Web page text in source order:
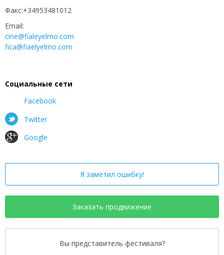
Факс:+34953481012
Email:
cine@fialeyelmo.com
fica@fiaelyelmo.com
Социальные сети
Facebook
Twitter
Google
Я заметил ошибку!
Заказать продвижение
Вы представитель фестиваля?